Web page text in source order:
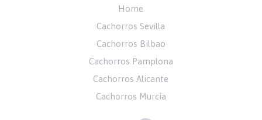
Home
Cachorros Sevilla
Cachorros Bilbao
Cachorros Pamplona
Cachorros Alicante
Cachorros Murcia